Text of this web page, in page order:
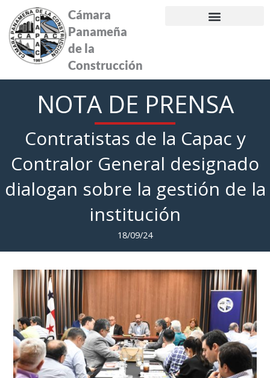
contenido
Cámara
Panameña
de la
Construcción
NOTA DE PRENSA
Contratistas de la Capac y
Contralor General designado
dialogan sobre la gestión de la
institución
18/09/24